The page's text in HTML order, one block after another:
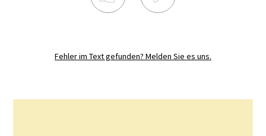
Fehler im Text gefunden? Melden Sie es uns.